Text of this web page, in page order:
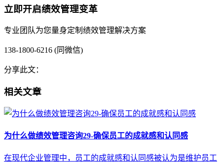
立即开启绩效管理变革
专业团队为您量身定制绩效管理解决方案
138-1800-6216 (同微信)
分享此文：
相关文章
为什么做绩效管理咨询29-确保员工的成就感和认同感
在现代企业管理中，员工的成就感和认同感被认为是维护员工